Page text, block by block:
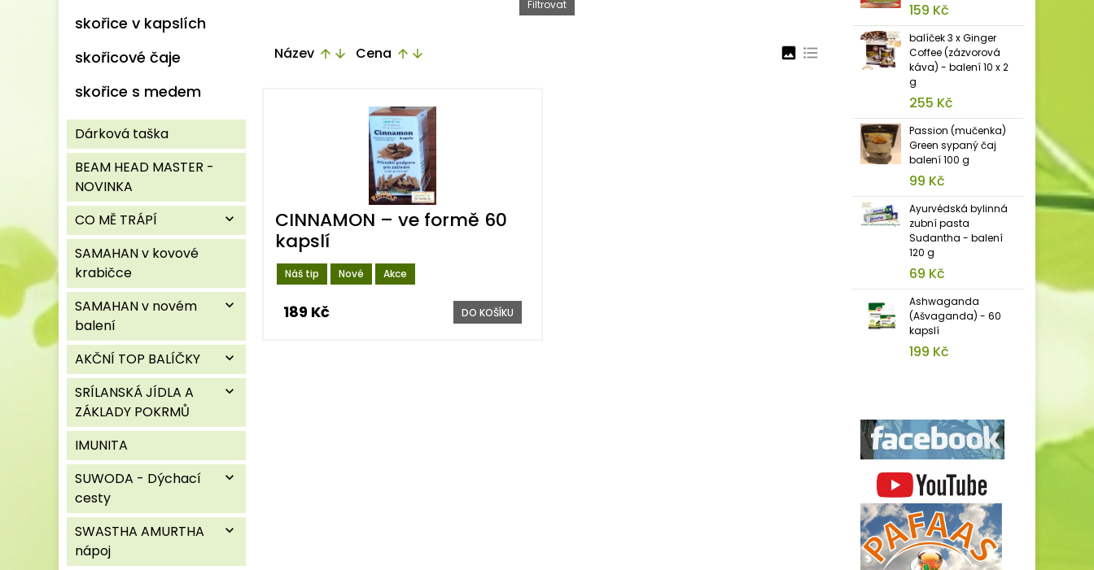
skořice v kapslích
skořicové čaje
skořice s medem
Dárková taška
BEAM HEAD MASTER -
NOVINKA
CO MĚ TRÁPÍ
expand_more
SAMAHAN v kovové
krabičce
SAMAHAN v novém
balení
expand_more
AKČNÍ TOP BALÍČKY expand_more
SRÍLANSKÁ JÍDLA A
ZÁKLADY POKRMŮ
expand_more
IMUNITA
SUWODA - Dýchací
cesty
expand_more
SWASTHA AMURTHA
nápoj
expand_more
Název arrow_upward arrow_downward Cena arrow_upward arrow_downward image format_list_bulleted
Náš tip Nové Akce
CINNAMON – ve formě 60
kapslí
189 Kč DO KOŠÍKU
159 Kč
balíček 3 x Ginger
Coffee (zázvorová
káva) - balení 10 x 2
g
255 Kč
Passion (mučenka)
Green sypaný čaj
balení 100 g
99 Kč
Ayurvédská bylinná
zubní pasta
Sudantha - balení
120 g
69 Kč
Ashwaganda
(Ašvaganda) - 60
kapslí
199 Kč